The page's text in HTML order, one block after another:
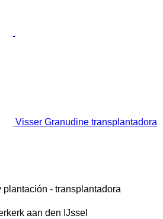
Visser Granudine transplantadora
plantación - transplantadora
aan den IJssel